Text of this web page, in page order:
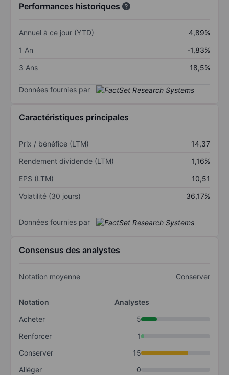
Performances historiques
Annuel à ce jour (YTD)
4,89%
1 An
-1,83%
3 Ans
18,5%
Données fournies par
Caractéristiques principales
Prix / bénéfice (LTM)
14,37
Rendement dividende (LTM)
1,16%
EPS (LTM)
10,51
Volatilité (30 jours)
36,17%
Données fournies par
Consensus des analystes
Notation moyenne Conserver
Notation
Analystes
Acheter
5
Renforcer
1
Conserver
15
Alléger
0